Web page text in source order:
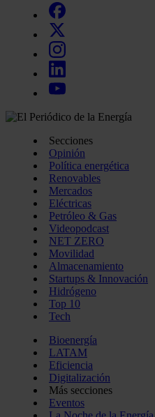
Secciones
Opinión
Política energética
Renovables
Mercados
Eléctricas
Petróleo & Gas
Videopodcast
NET ZERO
Movilidad
Almacenamiento
Startups & Innovación
Hidrógeno
Top 10
Tech
Bioenergía
LATAM
Eficiencia
Digitalización
Más secciones
Eventos